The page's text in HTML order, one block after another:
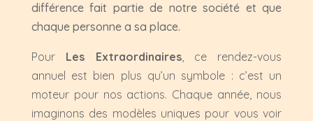
différence fait partie de notre société et que
chaque personne a sa place.
Pour Les Extraordinaires, ce rendez-vous
annuel est bien plus qu’un symbole : c’est un
moteur pour nos actions. Chaque année, nous
imaginons des modèles uniques pour vous voir